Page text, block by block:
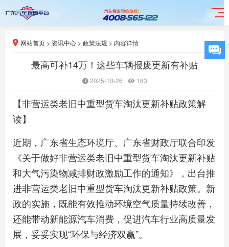
网站首页 > 资讯中心 > 政策法规 > 内容详情
最高可补14万！这些车辆报废更新有补贴
2025-10-26 183
【非营运类老旧中重型货车淘汰更新补贴政策解
读】
近期，广东省生态环境厅、广东省财政厅联合印发
《关于做好非营运类老旧中重型货车淘汰更新补贴
和大气污染物减排财政激励工作的通知》，出台推
进非营运类老旧中重型货车淘汰更新补贴政策。新
政的实施，既能有效推动环境空气质量持续改善，
还能带动新能源汽车消费，促进汽车行业高质量发
展，妥妥实现“环保与经济双赢”。